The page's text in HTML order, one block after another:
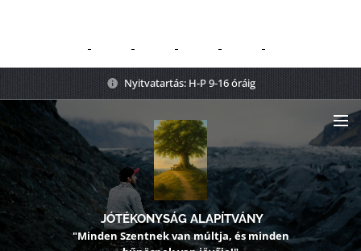
Nyitvatartás: H-P 9-16 óráig
JÓTÉKONYSÁG ALAPÍTVÁNY
"Minden Szentnek van múltja, és minden